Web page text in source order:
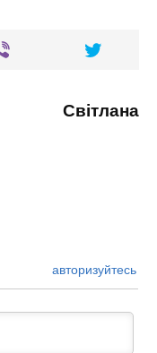
Світлана
авторизуйтесь